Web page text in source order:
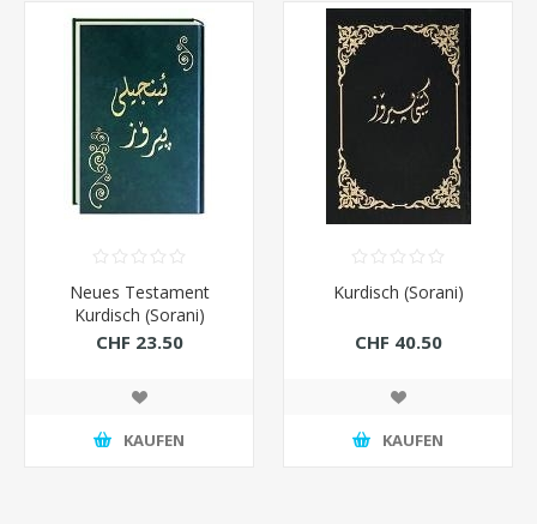
Neues Testament
Kurdisch (Sorani)
CHF 23.50
KAUFEN
Kurdisch (Sorani)
CHF 40.50
KAUFEN